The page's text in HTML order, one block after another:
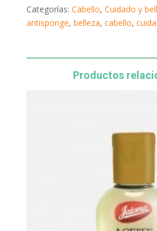
250ml
cantidad
Categorías: Cabello, Cuidado y
antisponge, belleza, cabello,
Productos